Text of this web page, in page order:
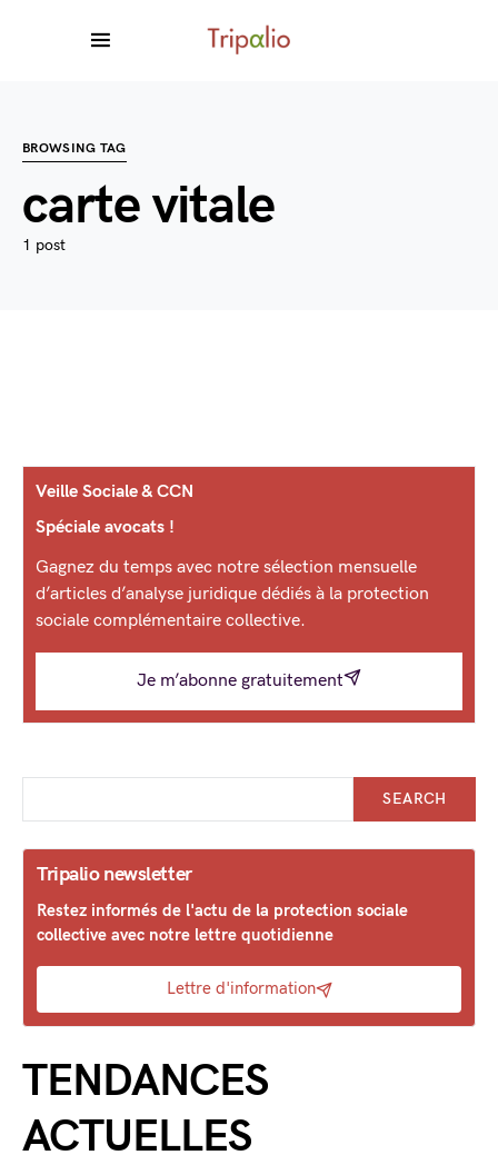
BROWSING TAG
carte vitale
1 post
Veille Sociale & CCN
Spéciale avocats !
Gagnez du temps avec notre sélection mensuelle
d’articles d’analyse juridique dédiés à la protection
sociale complémentaire collective.
Je m’abonne gratuitement
SEARCH
Tripalio newsletter
Restez informés de l'actu de la protection sociale
collective avec notre lettre quotidienne
Lettre d'information
TENDANCES
ACTUELLES